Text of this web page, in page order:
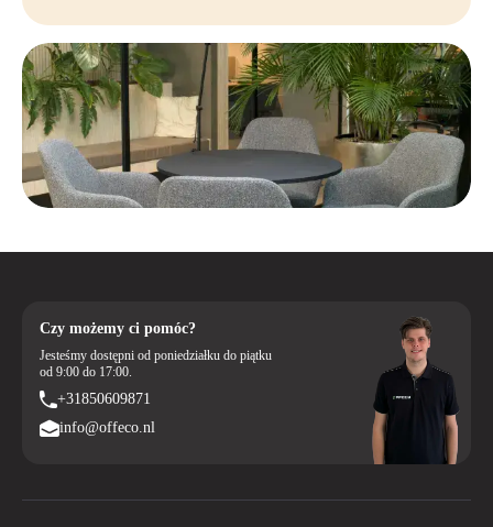
Czy możemy ci pomóc?
Jesteśmy dostępni od poniedziałku do piątku
od 9:00 do 17:00.
+31850609871
info@offeco.nl